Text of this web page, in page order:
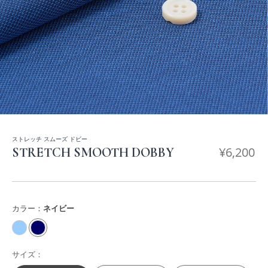
ストレッチ スムーズ ドビー
STRETCH SMOOTH DOBBY ¥6,200
カラー： ネイビー
サイズ：